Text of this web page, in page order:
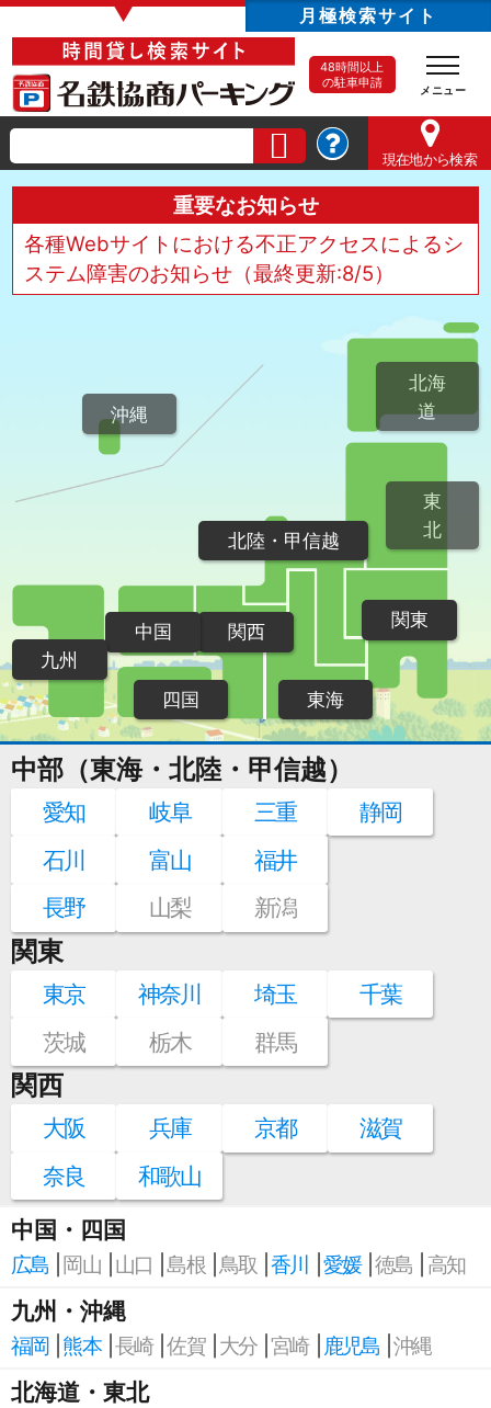
▼ 月極検索サイト
48時間以上
の駐車申請
現在地から検索
重要なお知らせ
各種Webサイトにおける不正アクセスによるシ
ステム障害のお知らせ（最終更新:8/5）
北海
道
東
北
関東
北陸・甲信越
東海
関西
中国
四国
九州
沖縄
中部（東海・北陸・甲信越）
愛知 岐阜 三重
静岡
石川
富山
福井
長野
山梨 新潟
関東
東京 神奈川 埼玉
千葉
茨城
栃木 群馬
関西
大阪 兵庫 京都
滋賀
奈良
和歌山
中国・四国
広島 岡山 山口 島根 鳥取 香川 愛媛 徳島 高知
九州・沖縄
福岡 熊本 長崎 佐賀 大分 宮崎 鹿児島 沖縄
北海道・東北